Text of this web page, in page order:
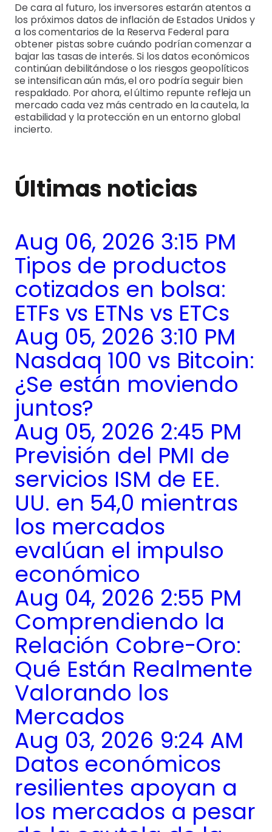
De cara al futuro, los inversores estarán atentos a
los próximos datos de inflación de Estados Unidos y
a los comentarios de la Reserva Federal para
obtener pistas sobre cuándo podrían comenzar a
bajar las tasas de interés. Si los datos económicos
continúan debilitándose o los riesgos geopolíticos
se intensifican aún más, el oro podría seguir bien
respaldado. Por ahora, el último repunte refleja un
mercado cada vez más centrado en la cautela, la
estabilidad y la protección en un entorno global
incierto.
Últimas noticias
Aug 06, 2026 3:15 PM
Tipos de productos
cotizados en bolsa:
ETFs vs ETNs vs ETCs
Aug 05, 2026 3:10 PM
Nasdaq 100 vs Bitcoin:
¿Se están moviendo
juntos?
Aug 05, 2026 2:45 PM
Previsión del PMI de
servicios ISM de EE.
UU. en 54,0 mientras
los mercados
evalúan el impulso
económico
Aug 04, 2026 2:55 PM
Comprendiendo la
Relación Cobre-Oro:
Qué Están Realmente
Valorando los
Mercados
Aug 03, 2026 9:24 AM
Datos económicos
resilientes apoyan a
los mercados a pesar